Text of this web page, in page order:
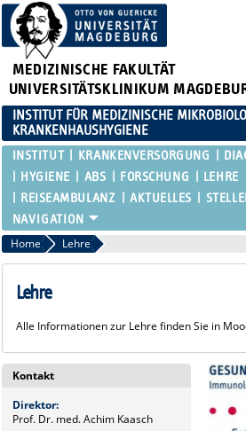
MEDIZINISCHE FAKULTÄT
UNIVERSITÄTSKLINIKUM
INSTITUT FÜR MEDIZINISCHE
KRANKENHAUSHYGIENE
INSTITUT KRANKENVERSORGUNG
HYGIENE
ABS FORSCHUNG
LEHRE
REISEAMBULANZ
AKTUELLES
Home Lehre
Lehre
Alle Informationen zur Lehre finden Sie in
Kontakt
Direktor:
Prof. Dr. med. Achim Kaasch